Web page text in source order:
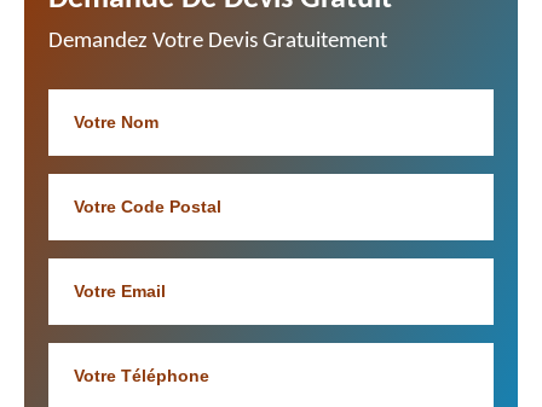
Demandez Votre Devis Gratuitement